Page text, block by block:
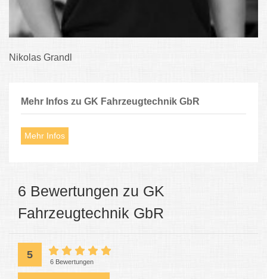
Nikolas Grandl
Mehr Infos zu GK Fahrzeugtechnik GbR
Mehr Infos
6 Bewertungen zu GK
Fahrzeugtechnik GbR
5
6 Bewertungen